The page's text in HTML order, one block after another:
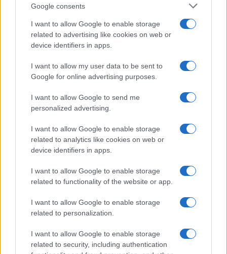
Google consents
I want to allow Google to enable storage
related to advertising like cookies on web or
device identifiers in apps.
I want to allow my user data to be sent to
Google for online advertising purposes.
I want to allow Google to send me
personalized advertising.
I want to allow Google to enable storage
related to analytics like cookies on web or
device identifiers in apps.
I want to allow Google to enable storage
related to functionality of the website or app.
I want to allow Google to enable storage
related to personalization.
I want to allow Google to enable storage
related to security, including authentication
alexandra stan
alexandra stan curva
alexandra stan marcel prodan
alexandra stan nou iubit
alexandra stan refacut viata
Articol anterior
Andreea Bănică: „Mi-am
cu care fac prima oară sex“
Următorul articol